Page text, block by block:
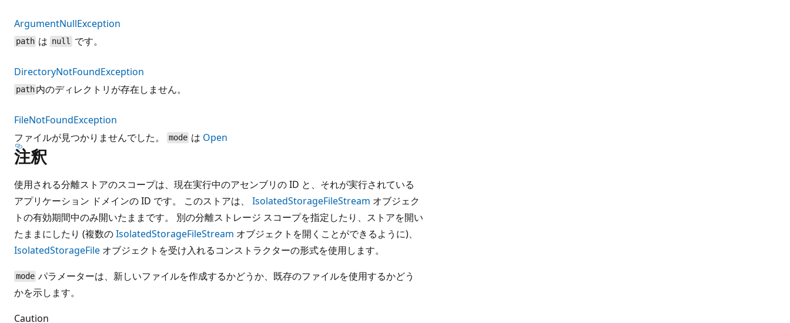
ArgumentNullException
path は null です。
DirectoryNotFoundException
path 内のディレクトリが存在しません。
FileNotFoundException
ファイルが見つかりませんでした。
mode は Open
注釈
使用される分離ストアのスコープは、現在実行中のアセンブリの ID と、それが実行されている
アプリケーション ドメインの ID です。 このストアは、 IsolatedStorageFileStream オブジェク
トの有効期間中のみ開いたままです。 別の分離ストレージ スコープを指定したり、ストアを開い
たままにしたり (複数のIsolatedStorageFileStream オブジェクトを開くことができるように)、
IsolatedStorageFile オブジェクトを受け入れるコンストラクターの形式を使用します。
mode パラメーターは、新しいファイルを作成するかどうか、既存のファイルを使用するかどう
かを示します。
Caution